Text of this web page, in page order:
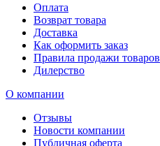
Оплата
Возврат товара
Доставка
Как оформить заказ
Правила продажи товаров
Дилерство
О компании
Отзывы
Новости компании
Публичная оферта